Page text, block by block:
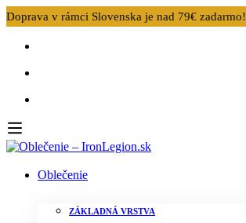
Doprava v rámci Slovenska je nad 79€ zadarmo!
Oblečenie
ZÁKLADNÁ VRSTVA